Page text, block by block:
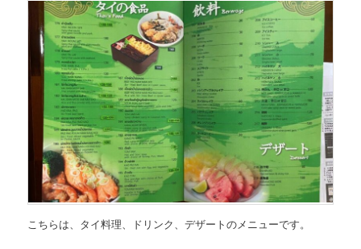
こちらは、 タイ料理、ドリンク、デザートのメニューです。